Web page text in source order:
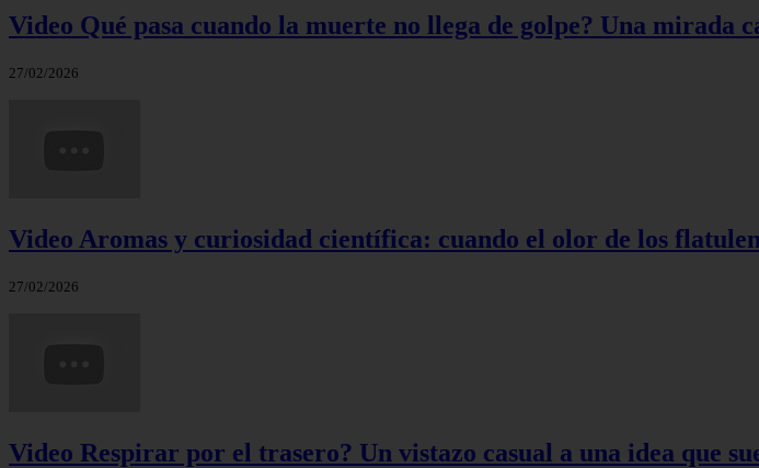
Video Qué pasa cuando la muerte no llega de golpe? Una mirada
27/02/2026
Video Aromas y curiosidad científica: cuando el olor de los
27/02/2026
Video Respirar por el trasero? Un vistazo casual a una idea que